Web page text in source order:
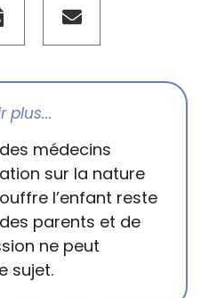
médecins
sur la nature
l’enfant reste
parents et de
ne peut
sujet.